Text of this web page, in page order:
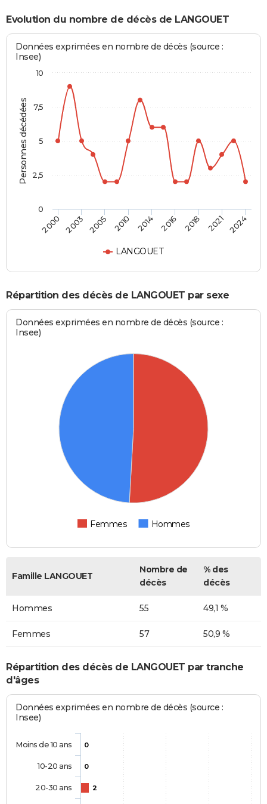
Evolution du nombre de décès de LANGOUET
Personnes décédées
Données exprimées en nombre de décès (source :
Insee)
LANGOUET
2000 2003 2005 2010 2014 2016 2018 2021 2024
0
10
2,5
5
7,5
Répartition des décès de LANGOUET par sexe
Données exprimées en nombre de décès (source :
Insee)
Femmes Hommes
Famille LANGOUET
Nombre de
décès
% des
décès
Hommes 55 49,1 %
Femmes 57 50,9 %
Répartition des décès de LANGOUET par tranche
d'âges
Données exprimées en nombre de décès (source :
Insee)
0
0
2
Moins de 10 ans
10-20 ans
20-30 ans